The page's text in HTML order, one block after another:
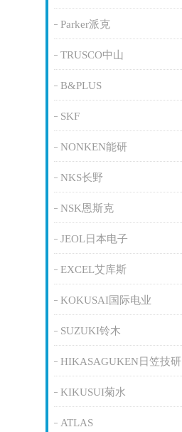
Parker派克
TRUSCO中山
B&PLUS
SKF
NONKEN能研
NKS长野
NSK恩斯克
JEOL日本电子
EXCEL艾库斯
KOKUSAI国际电业
SUZUKI铃木
HIKASAGUKEN日笠技研
KIKUSUI菊水
ATLAS